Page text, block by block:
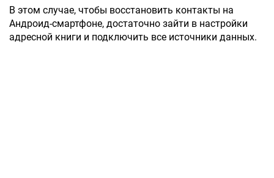
В этом случае, чтобы восстановить контакты на
Андроид-смартфоне, достаточно зайти в настройки
адресной книги и подключить все источники данных.